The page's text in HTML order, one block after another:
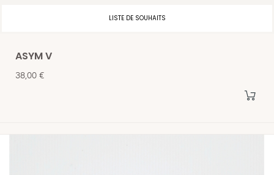
LISTE DE SOUHAITS
ASYM V
Prix
38,00 €